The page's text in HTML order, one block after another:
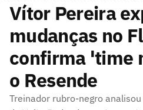
Vítor Pereira
mudanças no
confirma 'time
o Resende
Treinador rubro-negro